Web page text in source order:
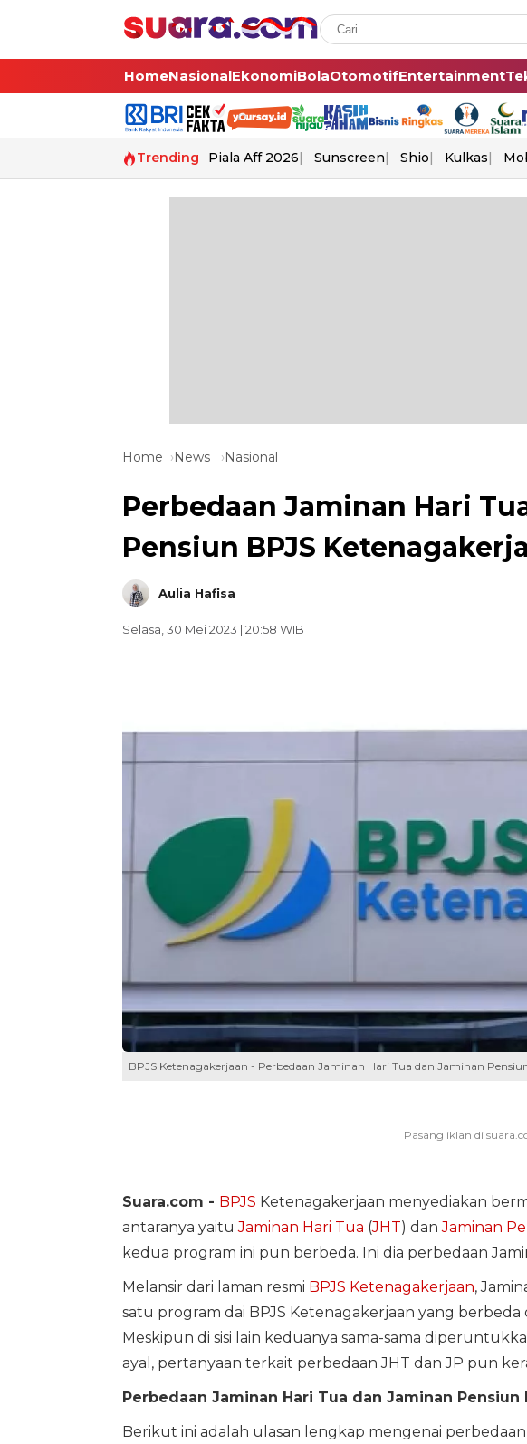
HomeNasionalEkonomiBolaOtomotifEntertainment
Trending Piala Aff 2026 Sunscreen Shio Kulkas
Home News Nasional
Perbedaan Jaminan Hari
Pensiun BPJS
Aulia Hafisa
Selasa, 30 Mei 2023 | 20:58 WIB
BPJS Ketenagakerjaan - Perbedaan Jaminan Hari Tua dan Jaminan
Suara.com - BPJS Ketenagakerjaan menyediakan
antaranya yaituJaminan Hari Tua (JHT) danJaminan
kedua program ini pun berbeda. Ini dia perbedaan
Melansir dari laman resmi BPJS Ketenagakerjaan,
satu program dai BPJS Ketenagakerjaan yang berbeda
Meskipun di sisi lain keduanya sama-sama
ayal, pertanyaan terkait perbedaan JHT dan JP pun
Perbedaan Jaminan Hari Tua dan Jaminan Pensiun
Berikut ini adalah ulasan lengkap mengenai